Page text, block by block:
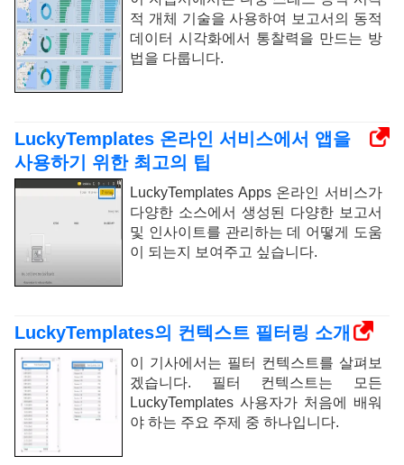
적 개체 기술을 사용하여 보고서의 동적
데이터 시각화에서 통찰력을 만드는 방
법을 다룹니다.
LuckyTemplates 온라인 서비스에서 앱을
사용하기 위한 최고의 팁
LuckyTemplates Apps 온라인 서비스가
다양한 소스에서 생성된 다양한 보고서
및 인사이트를 관리하는 데 어떻게 도움
이 되는지 보여주고 싶습니다.
LuckyTemplates의 컨텍스트 필터링 소개
이 기사에서는 필터 컨텍스트를 살펴보
겠습니다. 필터 컨텍스트는 모든
LuckyTemplates 사용자가 처음에 배워
야 하는 주요 주제 중 하나입니다.